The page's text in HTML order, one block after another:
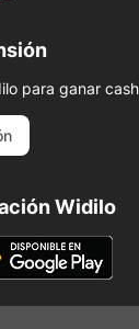
para ganar
Widilo